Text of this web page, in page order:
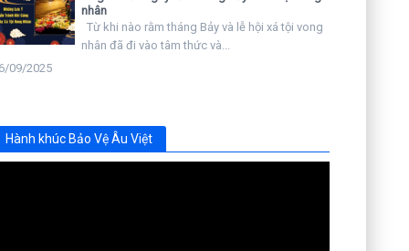
nhân
Từ khi nào rằm tháng Bảy và lễ hội xá tội vong
nhân đã đi vào tâm thức và...
09/2025
Hành khúc Bảo Vệ Âu Việt